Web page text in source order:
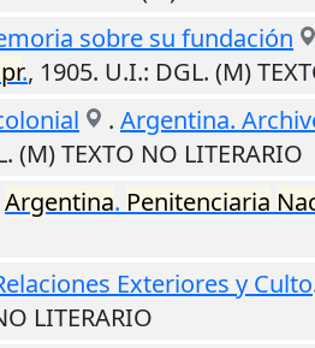
sobre su fundación
., 1905. U.I.: DGL. (M)
. Argentina.
(M) TEXTO NO LITERARIO
Argentina. Penitenciaria
Exteriores y Culto
LITERARIO